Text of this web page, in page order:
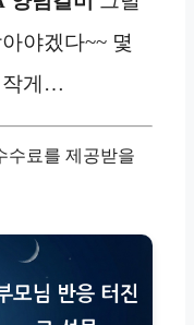
야겠다~~ 몇
작게…
수료를 제공받을